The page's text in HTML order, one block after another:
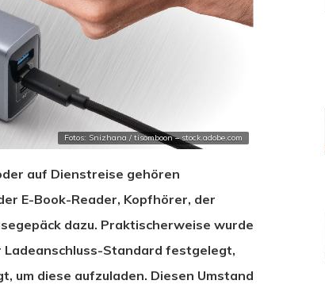
Fotos: Snizhana / tisomboon – stock.adobe.com
auf Dienstreise gehören
E-Book-Reader, Kopfhörer, der
dazu. Praktischerweise wurde
Ladeanschluss-Standard festgelegt,
um diese aufzuladen. Diesen Umstand